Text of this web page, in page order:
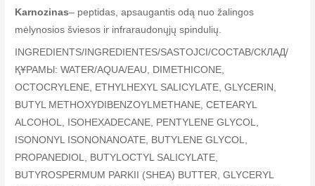
Karnozinas– peptidas, apsaugantis odą nuo žalingos
mėlynosios šviesos ir infraraudonųjų spindulių.
INGREDIENTS/INGREDIENTES/SASTOJCI/COCTAB/СКЛАД/
ҚҰРАМЫ: WATER/AQUA/EAU, DIMETHICONE,
OCTOCRYLENE, ETHYLHEXYL SALICYLATE, GLYCERIN,
BUTYL METHOXYDIBENZOYLMETHANE, CETEARYL
ALCOHOL, ISOHEXADECANE, PENTYLENE GLYCOL,
ISONONYL ISONONANOATE, BUTYLENE GLYCOL,
PROPANEDIOL, BUTYLOCTYL SALICYLATE,
BUTYROSPERMUM PARKII (SHEA) BUTTER, GLYCERYL